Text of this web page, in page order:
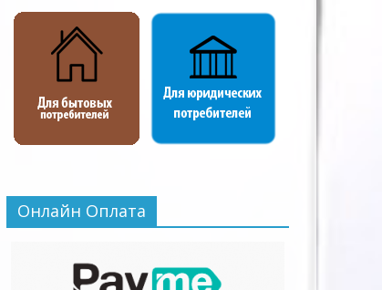
Онлайн Оплата